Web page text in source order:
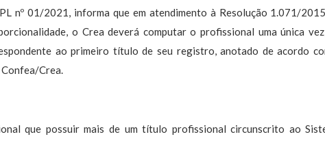
nº 01/2021, informa que em atendimento à Resolução 1.071/
o Crea deverá computar o profissional uma única
ao primeiro título de seu registro, anotado de acordo
Crea.
que possuir mais de um título profissional circunscrito ao